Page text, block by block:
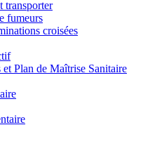
transporter
fumeurs
croisées
Plan de Maîtrise Sanitaire